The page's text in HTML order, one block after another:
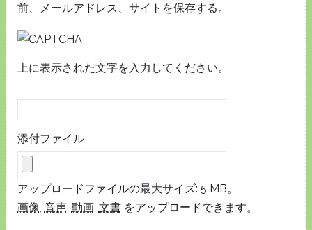
前、メールアドレス、サイトを保存する。
上に表示された文字を入力してください。
添付ファイル
アップロードファイルの最大サイズ: 5 MB。
画像, 音声, 動画, 文書をアップロードできます。